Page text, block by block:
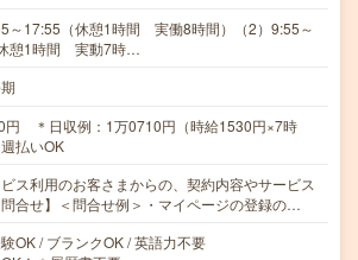
～17:55（休憩1時間 実働8時間）（2）9:55～
憩1時間 実動7時…
円 ＊日収例：1万0710円（時給1530円×7時
払いOK
ビス利用のお客さまからの、契約内容やサービス
合せ】＜問合せ例＞・マイページの登録の…
OK / ブランクOK / 英語力不要